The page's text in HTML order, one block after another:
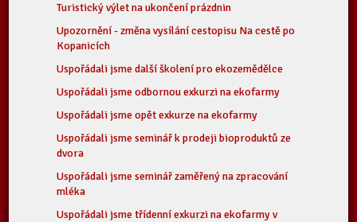
Turistický výlet na ukončení prázdnin
Upozornění - změna vysílání cestopisu Na cestě po
Kopanicích
Uspořádali jsme další školení pro ekozemědělce
Uspořádali jsme odbornou exkurzi na ekofarmy
Uspořádali jsme opět exkurze na ekofarmy
Uspořádali jsme seminář k prodeji bioproduktů ze
dvora
Uspořádali jsme seminář zaměřený na zpracování
mléka
Uspořádali jsme třídenní exkurzi na ekofarmy v